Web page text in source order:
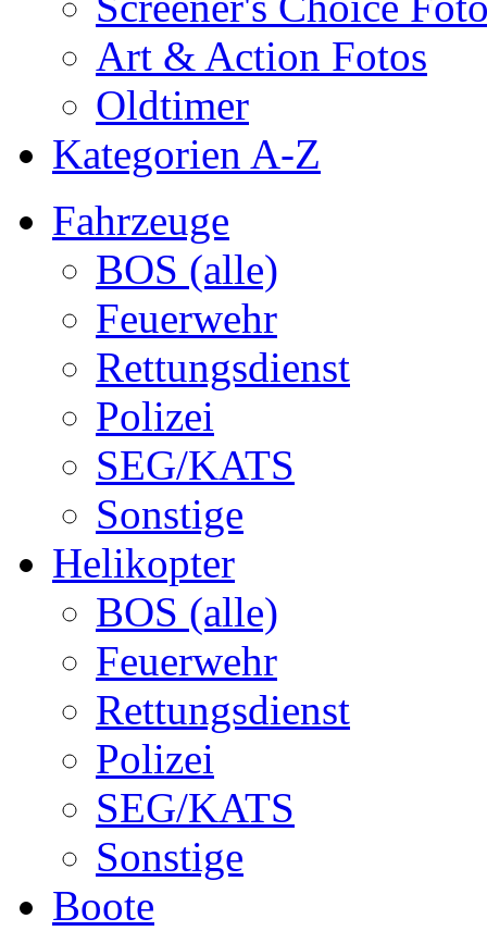
Art & Action Fotos
Oldtimer
Kategorien A-Z
Fahrzeuge
BOS (alle)
Feuerwehr
Rettungsdienst
Polizei
SEG/KATS
Sonstige
Helikopter
BOS (alle)
Feuerwehr
Rettungsdienst
Polizei
SEG/KATS
Sonstige
Boote